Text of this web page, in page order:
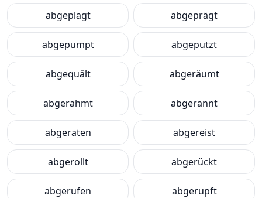
abgeplagt abgeprägt
abgepumpt abgeputzt
abgequält abgeräumt
abgerahmt abgerannt
abgeraten abgereist
abgerollt abgerückt
abgerufen abgerupft